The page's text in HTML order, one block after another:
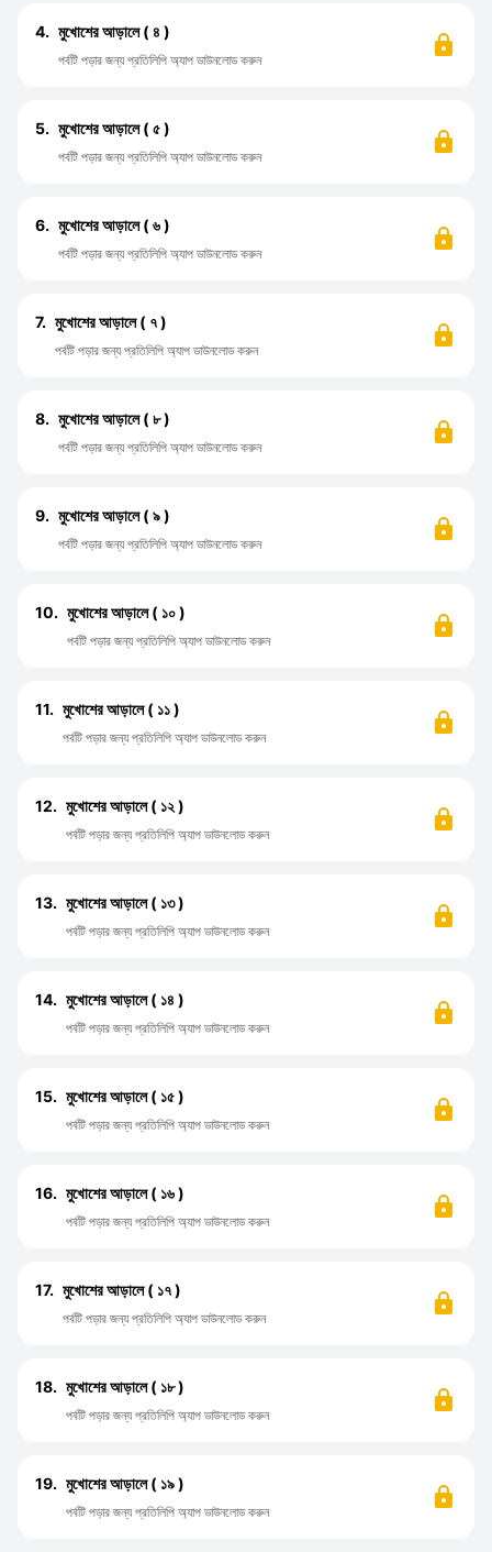
4. মুখোশের আড়ালে ( ৪ )
পর্বটি পড়ার জন্য প্রতিলিপি অ্যাপ ডাউনলোড করুন
5. মুখোশের আড়ালে ( ৫ )
পর্বটি পড়ার জন্য প্রতিলিপি অ্যাপ ডাউনলোড করুন
6. মুখোশের আড়ালে ( ৬ )
পর্বটি পড়ার জন্য প্রতিলিপি অ্যাপ ডাউনলোড করুন
7. মুখোশের আড়ালে ( ৭ )
পর্বটি পড়ার জন্য প্রতিলিপি অ্যাপ ডাউনলোড করুন
8. মুখোশের আড়ালে ( ৮ )
পর্বটি পড়ার জন্য প্রতিলিপি অ্যাপ ডাউনলোড করুন
9. মুখোশের আড়ালে ( ৯ )
পর্বটি পড়ার জন্য প্রতিলিপি অ্যাপ ডাউনলোড করুন
10. মুখোশের আড়ালে ( ১০ )
পর্বটি পড়ার জন্য প্রতিলিপি অ্যাপ ডাউনলোড করুন
11. মুখোশের আড়ালে ( ১১ )
পর্বটি পড়ার জন্য প্রতিলিপি অ্যাপ ডাউনলোড করুন
12. মুখোশের আড়ালে ( ১২ )
পর্বটি পড়ার জন্য প্রতিলিপি অ্যাপ ডাউনলোড করুন
13. মুখোশের আড়ালে ( ১৩ )
পর্বটি পড়ার জন্য প্রতিলিপি অ্যাপ ডাউনলোড করুন
14. মুখোশের আড়ালে ( ১৪ )
পর্বটি পড়ার জন্য প্রতিলিপি অ্যাপ ডাউনলোড করুন
15. মুখোশের আড়ালে ( ১৫ )
পর্বটি পড়ার জন্য প্রতিলিপি অ্যাপ ডাউনলোড করুন
16. মুখোশের আড়ালে ( ১৬ )
পর্বটি পড়ার জন্য প্রতিলিপি অ্যাপ ডাউনলোড করুন
17. মুখোশের আড়ালে ( ১৭ )
পর্বটি পড়ার জন্য প্রতিলিপি অ্যাপ ডাউনলোড করুন
18. মুখোশের আড়ালে ( ১৮ )
পর্বটি পড়ার জন্য প্রতিলিপি অ্যাপ ডাউনলোড করুন
19. মুখোশের আড়ালে ( ১৯ )
পর্বটি পড়ার জন্য প্রতিলিপি অ্যাপ ডাউনলোড করুন